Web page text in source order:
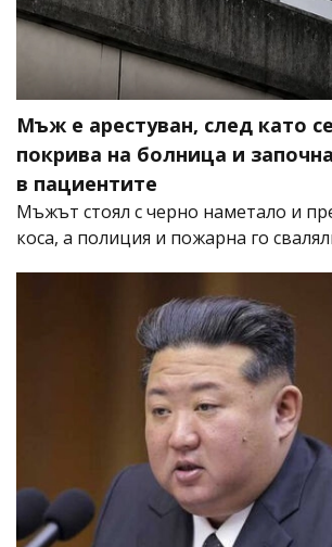
Мъж е арестуван, след като
покрива на болница и
в пациентите
Мъжът стоял с черно наметало и
коса, а полиция и пожарна го